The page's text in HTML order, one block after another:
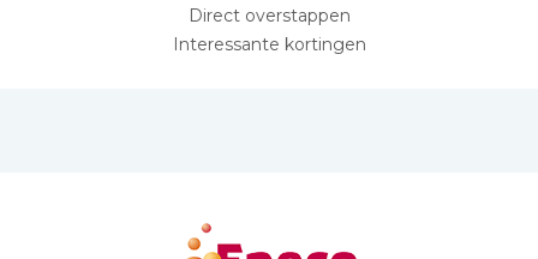
Direct overstappen
Interessante kortingen